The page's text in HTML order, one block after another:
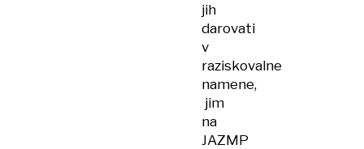
jih
darovati
v
raziskovalne
namene,
jim
na
JAZMP